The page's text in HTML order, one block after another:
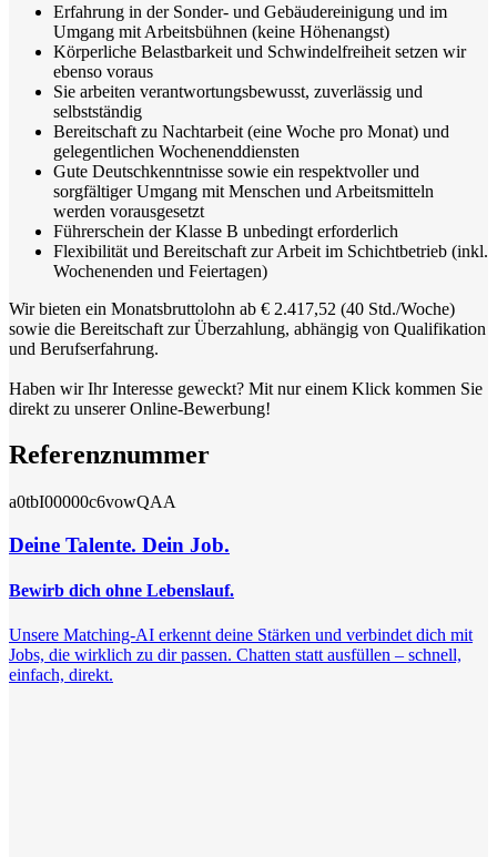
Erfahrung in der Sonder- und Gebäudereinigung und im
Umgang mit Arbeitsbühnen (keine Höhenangst)
Körperliche Belastbarkeit und Schwindelfreiheit setzen wir
ebenso voraus
Sie arbeiten verantwortungsbewusst, zuverlässig und
selbstständig
Bereitschaft zu Nachtarbeit (eine Woche pro Monat) und
gelegentlichen Wochenenddiensten
Gute Deutschkenntnisse sowie ein respektvoller und
sorgfältiger Umgang mit Menschen und Arbeitsmitteln
werden vorausgesetzt
Führerschein der Klasse B unbedingt erforderlich
Flexibilität und Bereitschaft zur Arbeit im Schichtbetrieb (inkl.
Wochenenden und Feiertagen)
Wir bieten ein Monatsbruttolohn ab € 2.417,52 (40 Std./Woche)
sowie die Bereitschaft zur Überzahlung, abhängig von Qualifikation
und Berufserfahrung.
Haben wir Ihr Interesse geweckt? Mit nur einem Klick kommen Sie
direkt zu unserer Online-Bewerbung!
Referenznummer
a0tbI00000c6vowQAA
Deine Talente. Dein Job.
Bewirb dich ohne Lebenslauf.
Unsere Matching-AI erkennt deine Stärken und verbindet dich mit
Jobs, die wirklich zu dir passen. Chatten statt ausfüllen – schnell,
einfach, direkt.